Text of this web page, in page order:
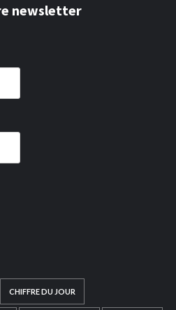
newsletter
CHIFFRE DU JOUR